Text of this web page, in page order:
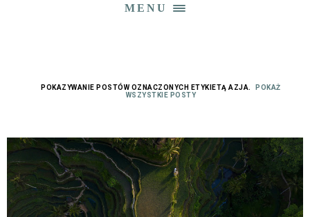
MENU
POKAZYWANIE POSTÓW OZNACZONYCH ETYKIETĄAZJA.
POKAŻ
WSZYSTKIE POSTY